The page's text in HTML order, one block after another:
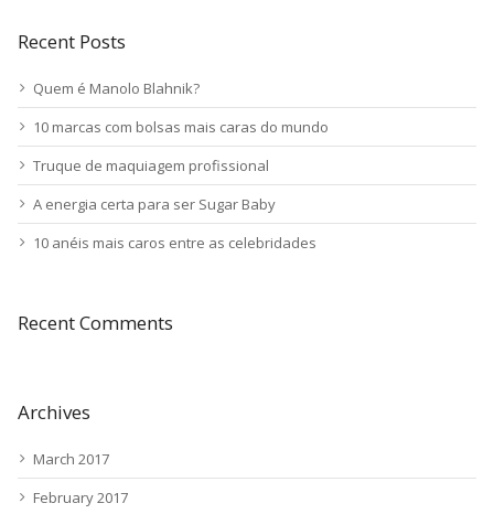
Recent Posts
Quem é Manolo Blahnik?
10 marcas com bolsas mais caras do mundo
Truque de maquiagem profissional
A energia certa para ser Sugar Baby
10 anéis mais caros entre as celebridades
Recent Comments
Archives
March 2017
February 2017